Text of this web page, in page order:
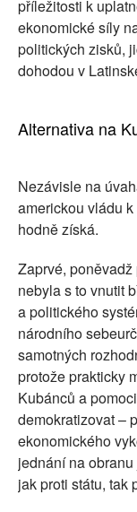
příležitosti k
ekonomické síly
politických zisků,
dohodou v
Alternativa na
Nezávisle na
americkou vládu
hodně získá.
Zaprvé,
nebyla s to vnutit
a politického
národního
samotných
protože prakticky
Kubánců a
demokratizovat –
ekonomického
jednání na
jak proti státu, tak